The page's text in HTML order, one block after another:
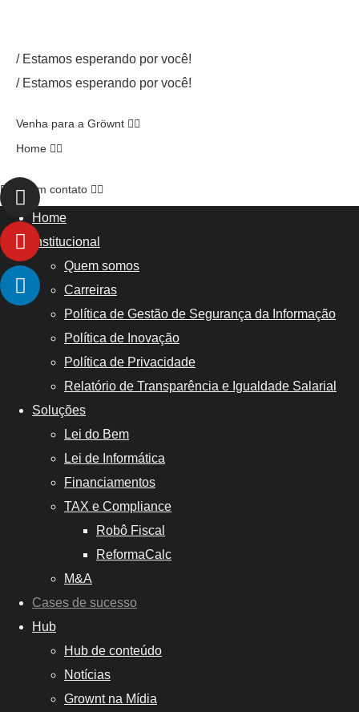
/ Estamos esperando por você!
/ Estamos esperando por você!
Venha para a Gröwnt
Home
Entre em contato
Home
Institucional
Quem somos
Carreiras
Política de Gestão de Segurança da Informação
Política de Inovação
Política de Privacidade
Relatório de Transparência e Igualdade Salarial
Soluções
Lei do Bem
Lei de Informática
Financiamentos
TAX e Compliance
Robô Fiscal
ReformaCalc
M&A
Cases de sucesso
Hub
Hub de conteúdo
Notícias
Grownt na Mídia